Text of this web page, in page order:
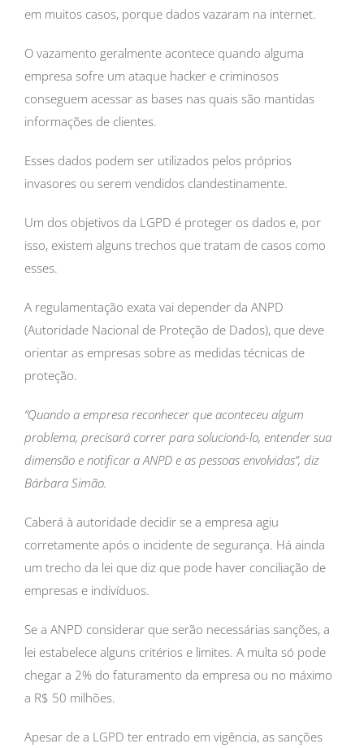
em muitos casos, porque dados vazaram na internet.
O vazamento geralmente acontece quando alguma
empresa sofre um ataque hacker e criminosos
conseguem acessar as bases nas quais são mantidas
informações de clientes.
Esses dados podem ser utilizados pelos próprios
invasores ou serem vendidos clandestinamente.
Um dos objetivos da LGPD é proteger os dados e, por
isso, existem alguns trechos que tratam de casos como
esses.
A regulamentação exata vai depender da ANPD
(Autoridade Nacional de Proteção de Dados), que deve
orientar as empresas sobre as medidas técnicas de
proteção.
“Quando a empresa reconhecer que aconteceu algum
problema, precisará correr para solucioná-lo, entender sua
dimensão e notificar a ANPD e as pessoas envolvidas”, diz
Bárbara Simão.
Caberá à autoridade decidir se a empresa agiu
corretamente após o incidente de segurança. Há ainda
um trecho da lei que diz que pode haver conciliação de
empresas e indivíduos.
Se a ANPD considerar que serão necessárias sanções, a
lei estabelece alguns critérios e limites. A multa só pode
chegar a 2% do faturamento da empresa ou no máximo
a R$ 50 milhões.
Apesar de a LGPD ter entrado em vigência, as sanções